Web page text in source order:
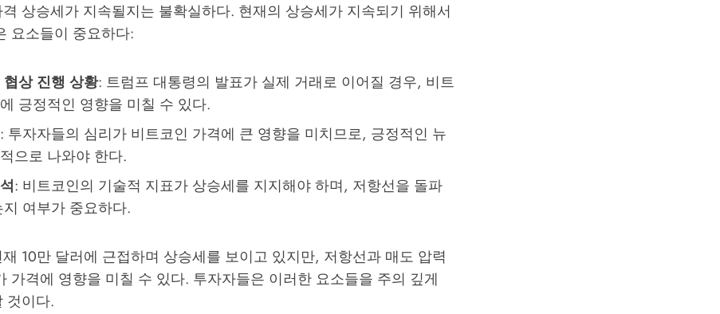
상승세가 지속될지는 불확실하다. 현재의 상승세가 지속되기 위해서
요소들이 중요하다:
상 진행 상황: 트럼프 대통령의 발표가 실제 거래로 이어질 경우, 비트
긍정적인 영향을 미칠 수 있다.
: 투자자들의 심리가 비트코인 가격에 큰 영향을 미치므로, 긍정적인 뉴
으로 나와야 한다.
: 비트코인의 기술적 지표가 상승세를 지지해야 하며, 저항선을 돌파
여부가 중요하다.
10만 달러에 근접하며 상승세를 보이고 있지만, 저항선과 매도 압력
가격에 영향을 미칠 수 있다. 투자자들은 이러한 요소들을 주의 깊게
것이다.